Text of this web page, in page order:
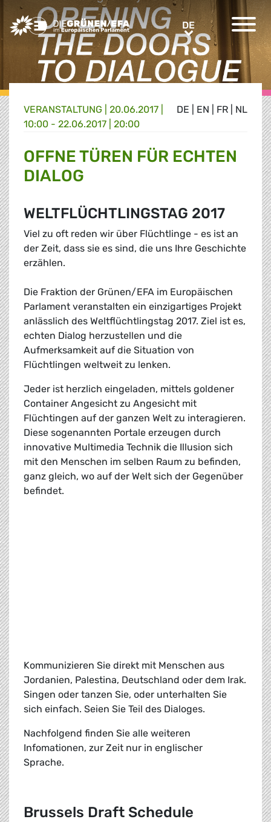
Greens/EFA Home DEDE
DE EN FR NL
VERANSTALTUNG
20.06.2017 |
10:00 - 22.06.2017 | 20:00
OFFNE TÜREN FÜR ECHTEN
DIALOG
WELTFLÜCHTLINGSTAG 2017
Viel zu oft reden wir über Flüchtlinge - es ist an
der Zeit, dass sie es sind, die uns Ihre Geschichte
erzählen.
Die Fraktion der Grünen/EFA im Europäischen
Parlament veranstalten ein einzigartiges Projekt
anlässlich des Weltflüchtlingstag 2017. Ziel ist es,
echten Dialog herzustellen und die
Aufmerksamkeit auf die Situation von
Flüchtlingen weltweit zu lenken.
Jeder ist herzlich eingeladen, mittels goldener
Container Angesicht zu Angesicht mit
Flüchtingen auf der ganzen Welt zu interagieren.
Diese sogenannten Portale erzeugen durch
innovative Multimedia Technik die Illusion sich
mit den Menschen im selben Raum zu befinden,
ganz gleich, wo auf der Welt sich der Gegenüber
befindet.
Kommunizieren Sie direkt mit Menschen aus
Jordanien, Palestina, Deutschland oder dem Irak.
Singen oder tanzen Sie, oder unterhalten Sie
sich einfach. Seien Sie Teil des Dialoges.
Nachfolgend finden Sie alle weiteren
Infomationen, zur Zeit nur in englischer
Sprache.
Brussels Draft Schedule